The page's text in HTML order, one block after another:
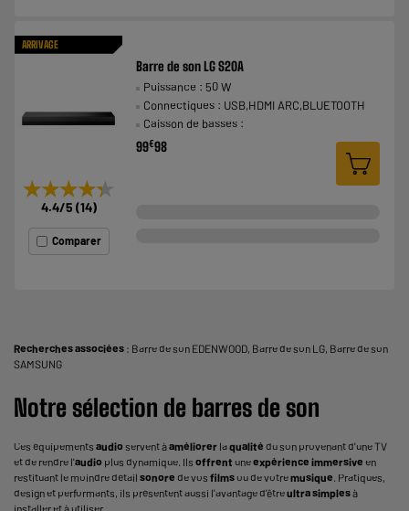
ARRIVAGE
★★★★★
★★★★★
4.4/5 (14)
Comparer
Barre de son LG S20A
Puissance : 50 W
Connectiques : USB,HDMI ARC,BLUETOOTH
Caisson de basses :
99€98
Recherches associées : Barre de son EDENWOOD, Barre de son LG, Barre de son
SAMSUNG
Notre sélection de barres de son
Ces équipements audio servent àaméliorer laqualité du son provenant d'une TV
et de rendre l'audio plus dynamique. Ils offrent uneexpérience immersive en
restituant le moindre détail sonore de vos filmsou de votremusique. Pratiques,
design et performants, ils présentent aussi l'avantage d'êtreultrasimplesà